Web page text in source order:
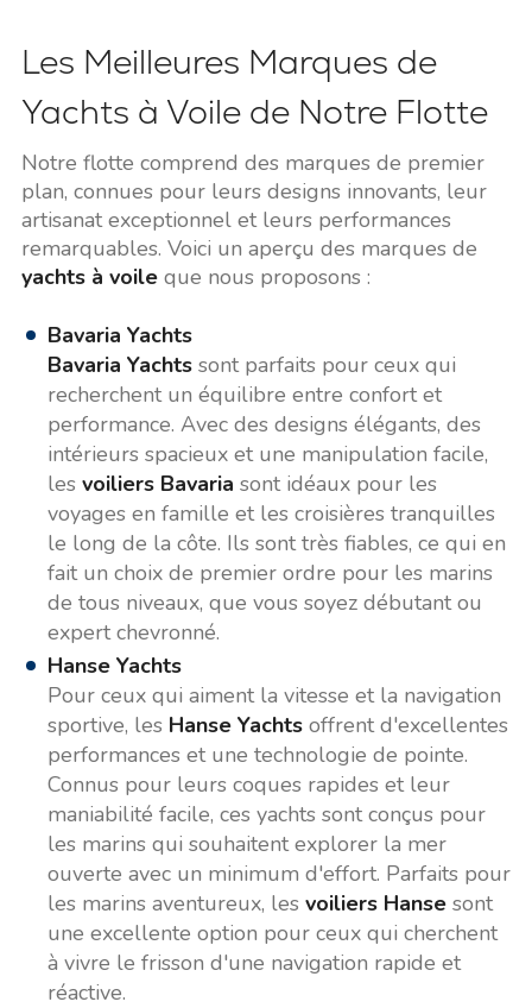
Les Meilleures Marques de
Yachts à Voile de Notre Flotte
Notre flotte comprend des marques de premier
plan, connues pour leurs designs innovants, leur
artisanat exceptionnel et leurs performances
remarquables. Voici un aperçu des marques de
yachts à voileque nous proposons :
Bavaria Yachts
Bavaria Yachtssont parfaits pour ceux qui
recherchent un équilibre entre confort et
performance. Avec des designs élégants, des
intérieurs spacieux et une manipulation facile,
les voiliers Bavaria sont idéaux pour les
voyages en famille et les croisières tranquilles
le long de la côte. Ils sont très fiables, ce qui en
fait un choix de premier ordre pour les marins
de tous niveaux, que vous soyez débutant ou
expert chevronné.
Hanse Yachts
Pour ceux qui aiment la vitesse et la navigation
sportive, les Hanse Yachtsoffrent d'excellentes
performances et une technologie de pointe.
Connus pour leurs coques rapides et leur
maniabilité facile, ces yachts sont conçus pour
les marins qui souhaitent explorer la mer
ouverte avec un minimum d'effort. Parfaits pour
les marins aventureux, les voiliers Hansesont
une excellente option pour ceux qui cherchent
à vivre le frisson d'une navigation rapide et
réactive.